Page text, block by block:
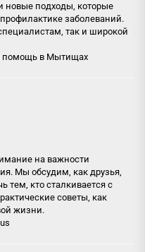
новые подходы, которые
заболеваний.
так и широкой
помощь в Мытищах
на важности
Мы обсудим, как друзья,
тем, кто сталкивается с
советы, как
жизни.